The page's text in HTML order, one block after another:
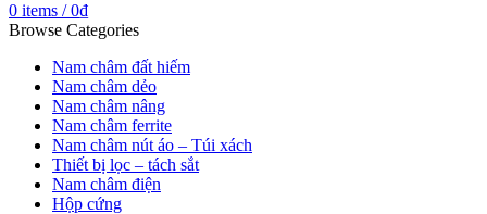
0 items / 0₫
Browse Categories
Nam châm đất hiếm
Nam châm dẻo
Nam châm nâng
Nam châm ferrite
Nam châm nút áo – Túi xách
Thiết bị lọc – tách sắt
Nam châm điện
Hộp cứng